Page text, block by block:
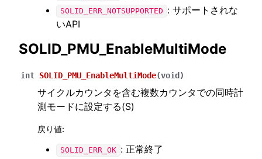
SOLID_ERR_NOTSUPPORTED : サポートされな
いAPI
SOLID_PMU_EnableMultiMode
int SOLID_PMU_EnableMultiMode(void )
サイクルカウンタを含む複数カウンタでの同時計
測モードに設定する(S)
戻り値:
SOLID_ERR_OK : 正常終了